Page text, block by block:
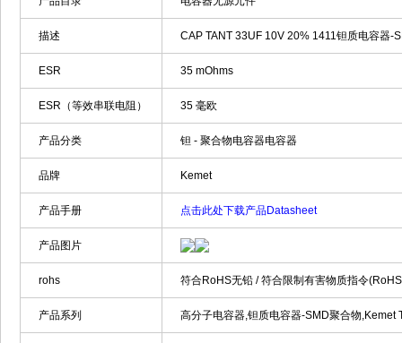
描述 CAP TANT 33UF 10V 20% 1411钽质电容器-
ESR 35 mOhms
ESR（等效串联电阻） 35 毫欧
产品分类 钽 - 聚合物电容器电容器
品牌 Kemet
产品手册 点击此处下载产品Datasheet
产品图片
rohs 符合RoHS无铅 / 符合限制有害物质指令
产品系列 高分子电容器,钽质电容器-SMD聚合物